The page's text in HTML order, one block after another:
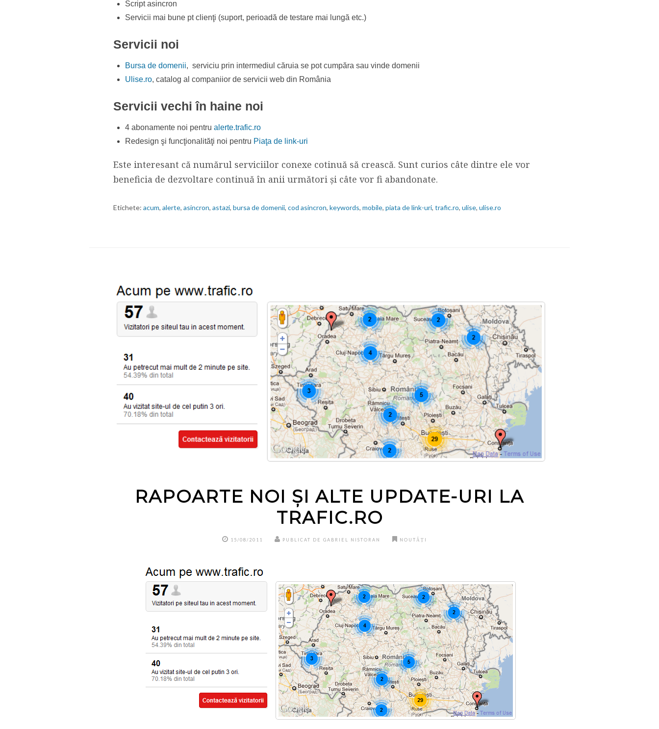
Script asincron
Servicii mai bune pt clienţi (suport, perioadă de testare mai lungă etc.)
Servicii noi
Bursa de domenii, serviciu prin intermediul căruia se pot cumpăra sau vinde domenii
Ulise.ro, catalog al companiior de servicii web din România
Servicii vechi în haine noi
4 abonamente noi pentru alerte.trafic.ro
Redesign şi funcţionalităţi noi pentru Piaţa de link-uri
Este interesant că numărul serviciilor conexe cotinuă să crească. Sunt curios câte dintre ele vor
beneficia de dezvoltare continuă în anii următori şi câte vor fi abandonate.
Etichete: acum, alerte, asincron, astazi, bursa de domenii, cod asincron, keywords, mobile, piata de link-uri, trafic.ro, ulise, ulise.ro
RAPOARTE NOI ȘI ALTE UPDATE-URI LA
TRAFIC.RO
15/08/2011 PUBLICAT DE GABRIEL NISTORAN NOUTĂȚI